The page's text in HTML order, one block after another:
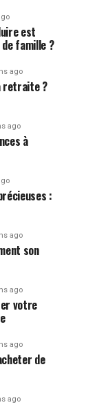
est
famille ?
ago
retraite ?
ago
à
:
ago
son
ago
votre
ago
de
ago